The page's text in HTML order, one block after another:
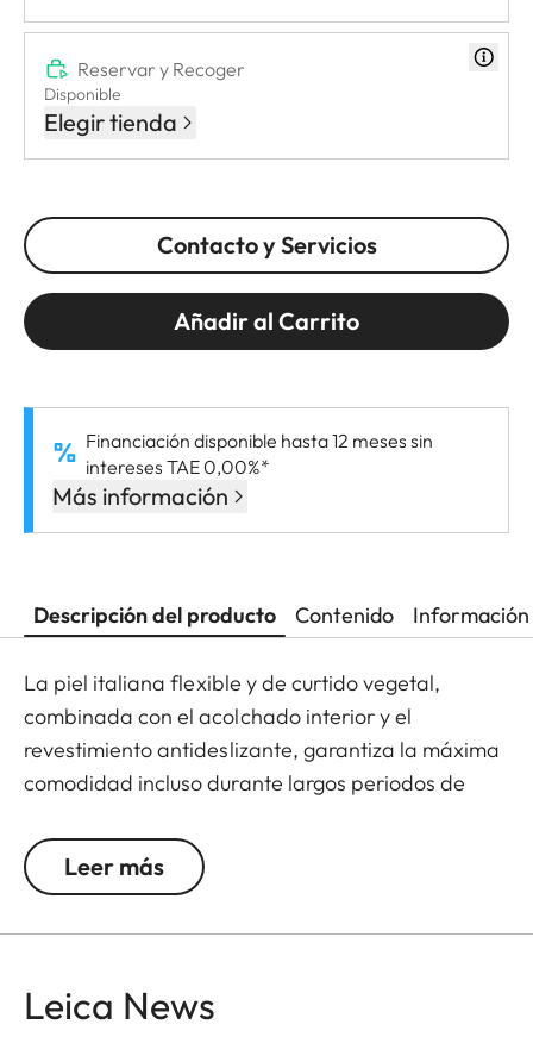
Reservar y Recoger
Disponible
Elegir tienda
Contacto y Servicios
Añadir al Carrito
Financiación disponible hasta 12 meses sin
intereses TAE 0,00%*
Más información
Descripción del producto Contenido
La piel italiana flexible y de curtido vegetal,
combinada con el acolchado interior y el
revestimiento antideslizante, garantiza la máxima
comodidad incluso durante largos periodos de
está grabada con el logotipo de Leica y cuenta
con lengüetas protectoras en los puntos de
oliva. La correa de transporte es apta para todos
Leer más
Leica News